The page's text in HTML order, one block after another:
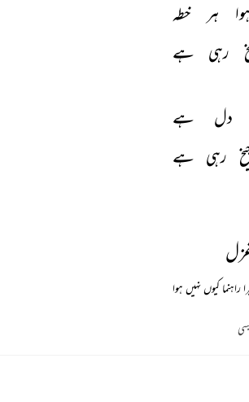
ہر
خطہ
رہی ہے
دل
ہے
رہی ہے
راہنما کیوں نہیں ہوا